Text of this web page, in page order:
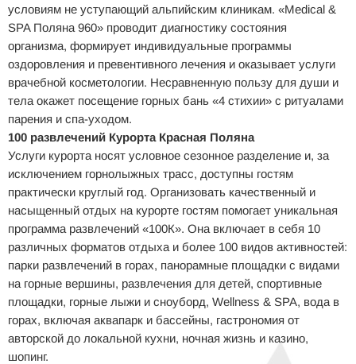
условиям не уступающий альпийским клиникам. «Medical &
SPA Поляна 960» проводит диагностику состояния
организма, формирует индивидуальные программы
оздоровления и превентивного лечения и оказывает услуги
врачебной косметологии. Несравненную пользу для души и
тела окажет посещение горных бань «4 стихии» с ритуалами
парения и спа-уходом.
100 развлечений Курорта Красная Поляна
Услуги курорта носят условное сезонное разделение и, за
исключением горнолыжных трасс, доступны гостям
практически круглый год. Организовать качественный и
насыщенный отдых на курорте гостям помогает уникальная
программа развлечений «100К». Она включает в себя 10
различных форматов отдыха и более 100 видов активностей:
парки развлечений в горах, панорамные площадки с видами
на горные вершины, развлечения для детей, спортивные
площадки, горные лыжи и сноуборд, Wellness & SPA, вода в
горах, включая аквапарк и бассейны, гастрономия от
авторской до локальной кухни, ночная жизнь и казино,
шопинг.